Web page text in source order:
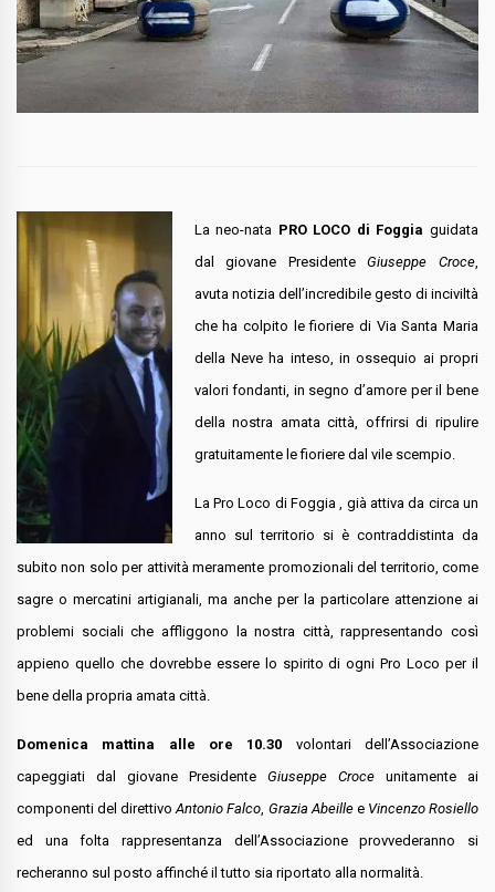
La neo-nata PRO LOCO di Foggia guidata
dal giovane PresidenteGiuseppe Croce,
avuta notizia dell’incredibile gesto di inciviltà
che ha colpito le fioriere di Via Santa Maria
della Neve ha inteso, in ossequio ai propri
valori fondanti, in segno d’amore per il bene
della nostra amata città, offrirsi di ripulire
gratuitamente le fioriere dal vile scempio.
La Pro Loco di Foggia , già attiva da circa un
anno sul territorio si è contraddistinta da
subito non solo per attività meramente promozionali del territorio, come
sagre o mercatini artigianali, ma anche per la particolare attenzione ai
problemi sociali che affliggono la nostra città, rappresentando così
appieno quello che dovrebbe essere lo spirito di ogni Pro Loco per il
bene della propria amata città.
Domenica mattina alle ore 10.30 volontari dell’Associazione
capeggiati dal giovane Presidente Giuseppe Croce unitamente ai
componenti del direttivoAntonio Falco, Grazia Abeillee Vincenzo Rosiello
ed una folta rappresentanza dell’Associazione provvederanno si
recheranno sul posto affinché il tutto sia riportato alla normalità.